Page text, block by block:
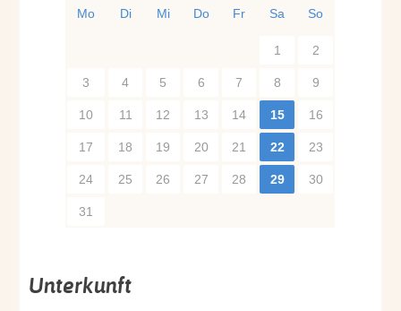
Mo Di Mi Do Fr Sa So
1 2
3 4 5 6 7 8 9
10 11 12 13 14 15 16
17 18 19 20 21 22 23
24 25 26 27 28 29 30
31
Unterkunft